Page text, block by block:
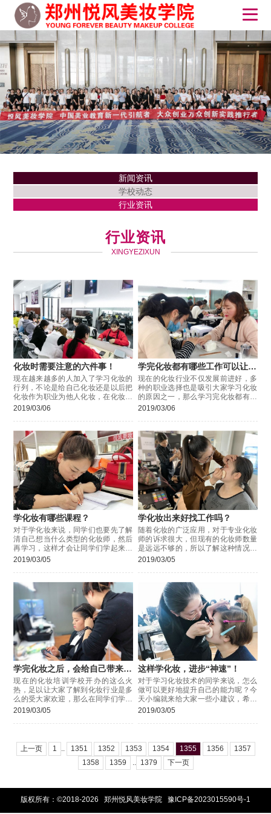
新闻资讯
学校动态
行业资讯
行业资讯
XINGYEZIXUN
化妆时需要注意的六件事！
现在越来越多的人加入了学习化妆的
行列，不论是给自己化妆还是以后把
化妆作为职业为他人化妆，在化妆时
有些注意事项同学们还是要知道的，
来看下吧。
2019/03/06
学完化妆都有哪些工作可以让大
家选择？
现在的化妆行业不仅发展前进好，多
种的职业选择也是吸引大家学习化妆
的原因之一，那么学习完化妆都有哪
些工作可以让大家选择呢？今天小编
2019/03/06
学化妆有哪些课程？
对于学化妆来说，同学们也要先了解
清自己想当什么类型的化妆师，然后
再学习，这样才会让同学们学起来达
到事半功倍的效果。下面小编就来给
工作范畴
2019/03/05
学化妆出来好找工作吗？
随着化妆的广泛应用，对于专业化妆
师的诉求很大，但现有的化妆师数量
是远远不够的，所以了解这种情况的
人都应该知道化妆行业是一个很有发
2019/03/05
学完化妆之后，会给自己带来哪
些变化呢？
现在的化妆培训学校开办的这么火
热，足以让大家了解到化妆行业是多
么的受大家欢迎，那么在同学们学习
完化妆之后，会给自己带来哪些变化
2019/03/05
这样学化妆，进步“神速”！
对于学习化妆技术的同学来说，怎么
做可以更好地提升自己的能力呢？今
天小编就来给大家一些小建议，希望
看过之后能够帮助大家更好的走好学
2019/03/05
上一页 1 .. 1351 1352 1353 1354 1355 1356
1357
1358
1359 .. 1379 下一页
版权所有：©2018-2026 郑州悦风美妆学院 豫ICP备2023015590号-1